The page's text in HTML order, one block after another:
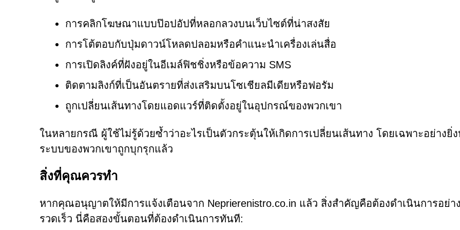
การคลิกโฆษณาแบบป๊อปอัปที่หลอกลวงบนเว็บไซต์ที่น่าสงสัย
การโต้ตอบกับปุ่มดาวน์โหลดปลอมหรือคำแนะนำเครื่องเล่นสื่อ
การเปิดลิงค์ที่ฝังอยู่ในอีเมล์ฟิชชิ่งหรือข้อความ SMS
ติดตามลิงก์ที่เป็นอันตรายที่ส่งเสริมบนโซเชียลมีเดียหรือฟอรัม
ถูกเปลี่ยนเส้นทางโดยแอดแวร์ที่ติดตั้งอยู่ในอุปกรณ์ของพวกเขา
ในหลายกรณี ผู้ใช้ไม่รู้ด้วยซ้ำว่าอะไรเป็นตัวกระตุ้นให้เกิดการเปลี่ยนเส้นทาง โดยเฉพาะอย่างยิ่
ระบบของพวกเขาถูกบุกรุกแล้ว
สิ่งที่คุณควรทำ
หากคุณอนุญาตให้มีการแจ้งเตือนจาก Neprierenistro.co.in แล้ว สิ่งสำคัญคือต้องดำเนินการอย่าง
รวดเร็ว นี่คือสองขั้นตอนที่ต้องดำเนินการทันที: